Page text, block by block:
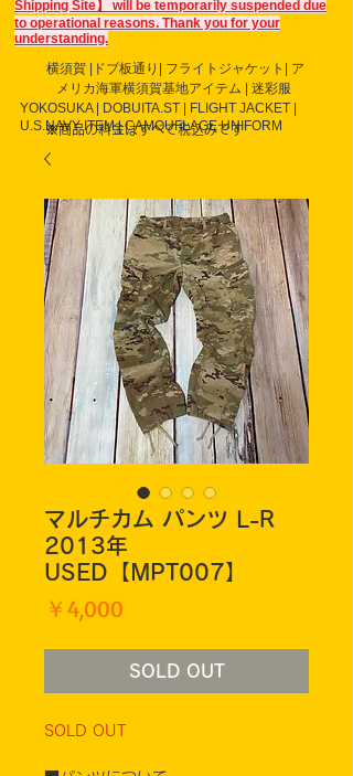
Shipping Site】 will be temporarily suspended due
to operational reasons. Thank you for your
understanding.
横須賀 |ドブ板通り| フライト ジャケット| ア
メリカ海軍横須賀基地アイテム | 迷彩服
YOKOSUKA | DOBUITA.ST | FLIGHT JACKET |
U.S.NAVY ITEM | CAMOUFLAGE UNIFORM
※商品の料金はすべて税込みです
マルチカム パンツ L-R
2013年
USED【MPT007】
￥4,000
SOLD OUT
SOLD OUT